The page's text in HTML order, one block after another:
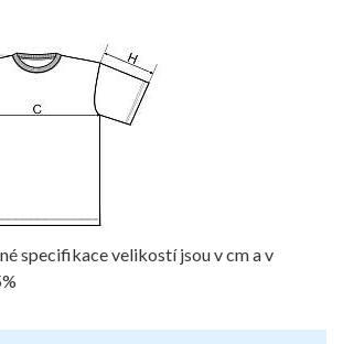
specifikace velikostí jsou v cm a v